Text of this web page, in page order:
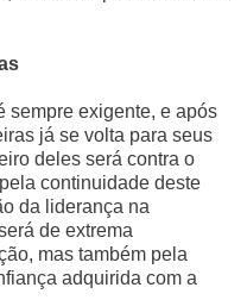
sempre exigente, e após
já se volta para seus
deles será contra o
continuidade deste
da liderança na
de extrema
mas também pela
adquirida com a